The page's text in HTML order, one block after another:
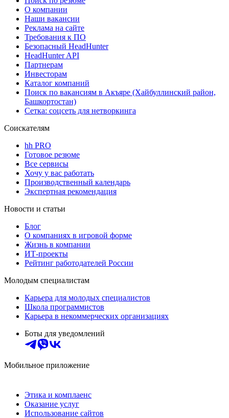
О компании
Наши вакансии
Реклама на сайте
Требования к ПО
Безопасный HeadHunter
HeadHunter API
Партнерам
Инвесторам
Каталог компаний
Поиск по вакансиям в Акъяре (Хайбуллинский район,
Башкортостан)
Сетка: соцсеть для нетворкинга
Соискателям
hh PRO
Готовое резюме
Все сервисы
Хочу у вас работать
Производственный календарь
Экспертная рекомендация
Новости и статьи
Блог
О компаниях в игровой форме
Жизнь в компании
ИТ-проекты
Рейтинг работодателей России
Молодым специалистам
Карьера для молодых специалистов
Школа программистов
Карьера в некоммерческих организациях
Боты для уведомлений
Мобильное приложение
Этика и комплаенс
Оказание услуг
Использование сайтов